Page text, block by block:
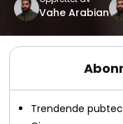
Vahe Arabian
Trendende